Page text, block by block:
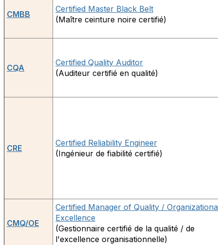
CMBB
Certified Master Black Belt
(Maître ceinture noire certifié)
CQA
Certified Quality Auditor
(Auditeur certifié en qualité)
CRE
Certified Reliability Engineer
(Ingénieur de fiabilité certifié)
CMQ/OE
Certified Manager of Quality /
Excellence
(Gestionnaire certifié de la qualité / de
l'excellence organisationnelle)